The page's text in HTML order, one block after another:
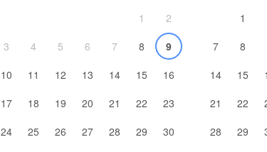
1
2
3
4 5 6 7 8
9
10
11 12 13 14 15
16
17
18 19 20 21 22
23
24
25 26 27 28 29
30
1
7
8
14
15
21
22
28
29